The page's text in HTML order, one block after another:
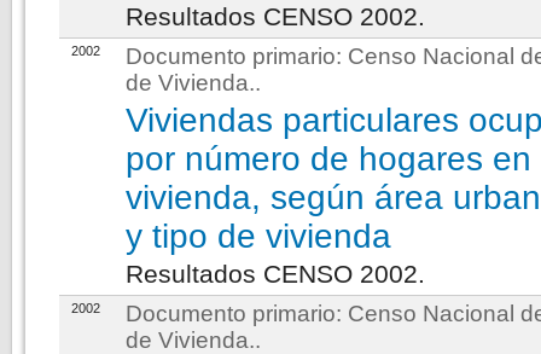
Resultados CENSO 2002.
2002 Documento primario: Censo Nacional
de Vivienda..
Viviendas particulares
por número de hogares en
vivienda, según área
y tipo de vivienda
Resultados CENSO 2002.
2002 Documento primario: Censo Nacional
de Vivienda..